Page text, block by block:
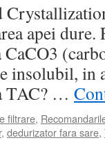
apei
insolubil, in
TAC? …
filtrare,
, dedurizator fara sare,